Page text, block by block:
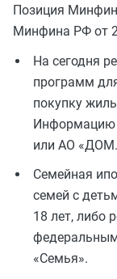
Позиция
Минфина РФ от
На сегодня
программ
покупку
Информацию
или АО
Семейная
семей с
18 лет, либо
«Семья».